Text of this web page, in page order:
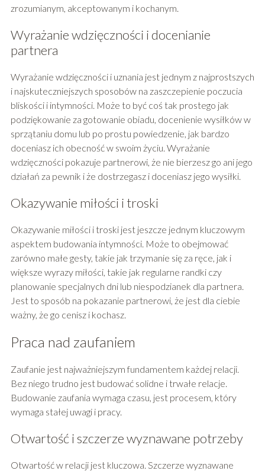
zrozumianym, akceptowanym i kochanym.
Wyrażanie wdzięczności i docenianie
partnera
Wyrażanie wdzięczności i uznania jest jednym z najprostszych
i najskuteczniejszych sposobów na zaszczepienie poczucia
bliskości i intymności. Może to być coś tak prostego jak
podziękowanie za gotowanie obiadu, docenienie wysiłków w
sprzątaniu domu lub po prostu powiedzenie, jak bardzo
doceniasz ich obecność w swoim życiu. Wyrażanie
wdzięczności pokazuje partnerowi, że nie bierzesz go ani jego
działań za pewnik i że dostrzegasz i doceniasz jego wysiłki.
Okazywanie miłości i troski
Okazywanie miłości i troski jest jeszcze jednym kluczowym
aspektem budowania intymności. Może to obejmować
zarówno małe gesty, takie jak trzymanie się za ręce, jak i
większe wyrazy miłości, takie jak regularne randki czy
planowanie specjalnych dni lub niespodzianek dla partnera.
Jest to sposób na pokazanie partnerowi, że jest dla ciebie
ważny, że go cenisz i kochasz.
Praca nad zaufaniem
Zaufanie jest najważniejszym fundamentem każdej relacji.
Bez niego trudno jest budować solidne i trwałe relacje.
Budowanie zaufania wymaga czasu, jest procesem, który
wymaga stałej uwagi i pracy.
Otwartość i szczerze wyznawane potrzeby
Otwartość w relacji jest kluczowa. Szczerze wyznawane